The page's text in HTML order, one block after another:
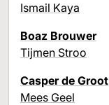
Ismail Kaya
Boaz Brouwer
Tijmen Stroo
Casper de Groot
Mees Geel